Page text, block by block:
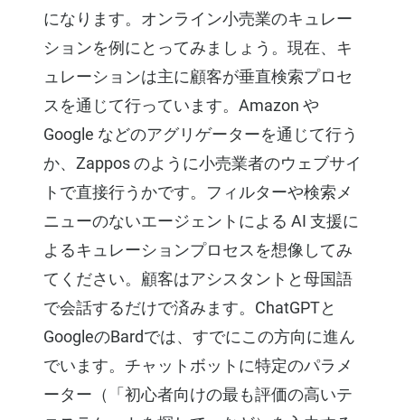
になります。オンライン小売業のキュレー
ションを例にとってみましょう。現在、キ
ュレーションは主に顧客が垂直検索プロセ
スを通じて行っています。Amazon や
Google などのアグリゲーターを通じて行う
か、Zappos のように小売業者のウェブサイ
トで直接行うかです。フィルターや検索メ
ニューのないエージェントによる AI 支援に
よるキュレーションプロセスを想像してみ
てください。顧客はアシスタントと母国語
で会話するだけで済みます。ChatGPTと
GoogleのBardでは、すでにこの方向に進ん
でいます。チャットボットに特定のパラメ
ーター（「初心者向けの最も評価の高いテ